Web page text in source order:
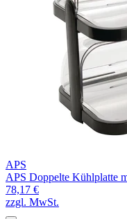
APS
APS Doppelte Kühlplatte
78,17 €
zzgl. MwSt.